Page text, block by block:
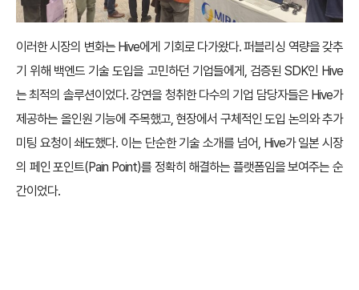
이러한 시장의 변화는 Hive에게 기회로 다가왔다. 퍼블리싱 역량을 갖추
기 위해 백엔드 기술 도입을 고민하던 기업들에게, 검증된 SDK인 Hive
는 최적의 솔루션이었다. 강연을 청취한 다수의 기업 담당자들은 Hive가
제공하는 올인원 기능에 주목했고, 현장에서 구체적인 도입 논의와 추가
미팅 요청이 쇄도했다. 이는 단순한 기술 소개를 넘어, Hive가 일본 시장
의 페인 포인트(Pain Point)를 정확히 해결하는 플랫폼임을 보여주는 순
간이었다.